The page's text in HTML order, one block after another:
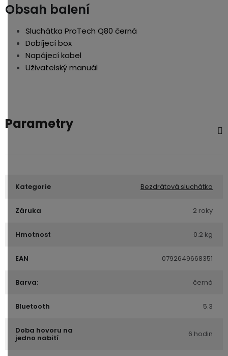
Obsah balení
Sluchátka ProTech Q80 černá
Dobíjecí box
Napájecí kabel
Uživatelský manuál
Parametry
Kategorie Bezdrátová sluchátka
Záruka 2 roky
Hmotnost 0.2 kg
EAN 0792649668351
Barva: černá
Bluetooth 5.3
Doba hovoru na
jedno nabití 6 hodin